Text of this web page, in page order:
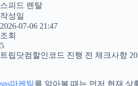
스피드 렌탈
작성일
2026-07-06 21:47
조회
5
트립닷컴할인코드 진행 전 체크사항
sns마케팅를 알아볼 때는 먼저 현재 상